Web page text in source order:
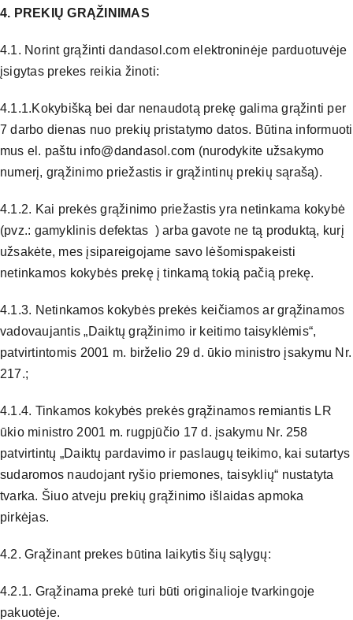
4. PREKIŲ GRĄŽINIMAS
4.1. Norint grąžinti dandasol.com elektroninėje parduotuvėje
įsigytas prekes reikia žinoti:
4.1.1.Kokybišką bei dar nenaudotą prekę galima grąžinti per
7 darbo dienas nuo prekių pristatymo datos. Būtina informuoti
mus el. paštu info@dandasol.com (nurodykite užsakymo
numerį, grąžinimo priežastis ir grąžintinų prekių sąrašą).
4.1.2. Kai prekės grąžinimo priežastis yra netinkama kokybė
(pvz.: gamyklinis defektas ) arba gavote ne tą produktą, kurį
užsakėte, mes įsipareigojame savo lėšomispakeisti
netinkamos kokybės prekę į tinkamą tokią pačią prekę.
4.1.3. Netinkamos kokybės prekės keičiamos ar grąžinamos
vadovaujantis „Daiktų grąžinimo ir keitimo taisyklėmis“,
patvirtintomis 2001 m. birželio 29 d. ūkio ministro įsakymu Nr.
217.;
4.1.4. Tinkamos kokybės prekės grąžinamos remiantis LR
ūkio ministro 2001 m. rugpjūčio 17 d. įsakymu Nr. 258
patvirtintų „Daiktų pardavimo ir paslaugų teikimo, kai sutartys
sudaromos naudojant ryšio priemones, taisyklių“ nustatyta
tvarka. Šiuo atveju prekių grąžinimo išlaidas apmoka
pirkėjas.
4.2. Grąžinant prekes būtina laikytis šių sąlygų:
4.2.1. Grąžinama prekė turi būti originalioje tvarkingoje
pakuotėje.